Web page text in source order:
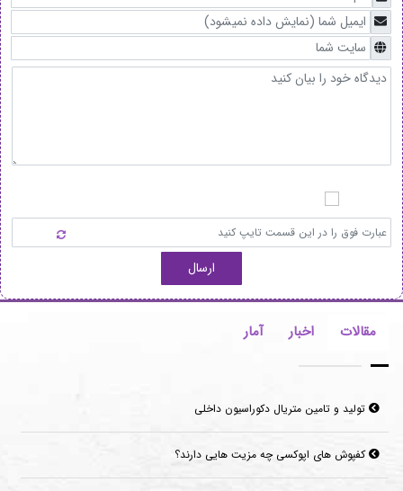
ارسال
مقالات اخبار آمار
کفپوش های اپوکسی چه مزیت هایی دارند؟
مزایای نصب پوستر دیواری مدرن با کیفیت